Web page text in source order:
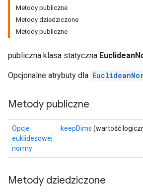
Metody publiczne
Metody dziedziczone
Metody publiczne
publiczna klasa statyczna
Opcjonalne atrybuty dla
Metody publiczne
Opcje
euklidesowej
normy
keepDims (wartość
Metody dziedziczone